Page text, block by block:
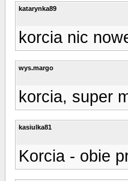
katarynka89
korcia nic
wys.margo
korcia, super
kasiulka81
Korcia - obie